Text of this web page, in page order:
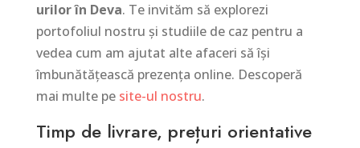
urilor în Deva. Te invităm să explorezi
portofoliul nostru și studiile de caz pentru a
vedea cum am ajutat alte afaceri să își
îmbunătățească prezența online. Descoperă
mai multe pe site-ul nostru.
Timp de livrare, prețuri orientative